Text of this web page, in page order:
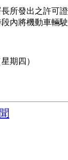
發出之許可證
內將機動車輛
期四）